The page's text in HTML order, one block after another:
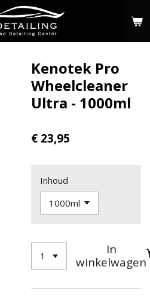
Kenotek Pro
Wheelcleaner
Ultra - 1000ml
€ 23,95
Inhoud
In
winkelwagen